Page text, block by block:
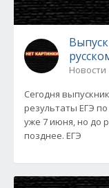
Новости
Сегодня
результаты ЕГЭ
уже 7 июня, но до
позднее. ЕГЭ